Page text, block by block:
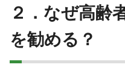
２．なぜ高齢
を勧める？